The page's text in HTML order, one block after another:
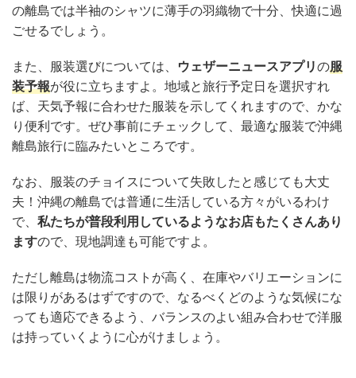
の離島では半袖のシャツに薄手の羽織物で十分、快適に過
ごせるでしょう。
また、服装選びについては、 ウェザーニュースアプリの服
装予報が役に立ちますよ。地域と旅行予定日を選択すれ
ば、天気予報に合わせた服装を示してくれますので、かな
り便利です。ぜひ事前にチェックして、最適な服装で沖縄
離島旅行に臨みたいところです。
なお、服装のチョイスについて失敗したと感じても大丈
夫！沖縄の離島では普通に生活している方々がいるわけ
で、 私たちが普段利用しているようなお店もたくさんあり
ますので、現地調達も可能ですよ。
ただし離島は物流コストが高く、在庫やバリエーションに
は限りがあるはずですので、なるべくどのような気候にな
っても適応できるよう、バランスのよい組み合わせで洋服
は持っていくように心がけましょう。